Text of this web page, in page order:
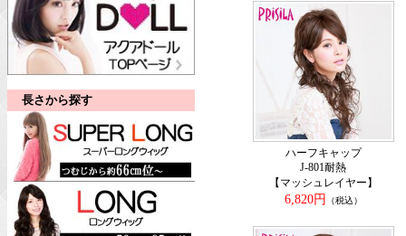
長さから探す
ハーフキャップ
J-801耐熱
【マッシュレイヤー】
6,820円
（税込）